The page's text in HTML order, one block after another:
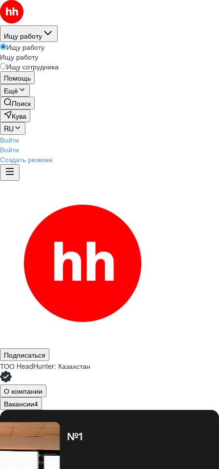
Ищу работу
Ищу работу
Ищу работу
Ищу сотрудника
Помощь
Ещё
Поиск
Кува
RU
Войти
Войти
Создать резюме
Подписаться
ТОО HeadHunter: Казахстан
О компании
Вакансии4
№1